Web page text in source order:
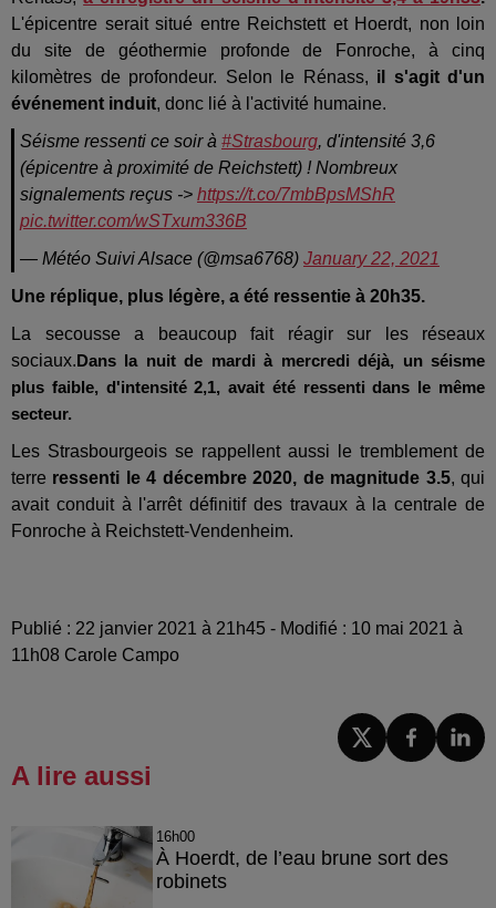
L'épicentre serait situé entre Reichstett et Hoerdt, non loin
du site de géothermie profonde de Fonroche, à cinq
kilomètres de profondeur. Selon le Rénass, il s'agit d'un
événement induit, donc lié à l'activité humaine.
Séisme ressenti ce soir à #Strasbourg, d'intensité 3,6
(épicentre à proximité de Reichstett) ! Nombreux
signalements reçus -> https://t.co/7mbBpsMShR
pic.twitter.com/wSTxum336B
— Météo Suivi Alsace (@msa6768) January 22, 2021
Une réplique, plus légère, a été ressentie à 20h35.
La secousse a beaucoup fait réagir sur les réseaux
sociaux. Dans la nuit de mardi à mercredi déjà, un séisme
plus faible, d'intensité 2,1, avait été ressenti dans le même
secteur.
Les Strasbourgeois se rappellent aussi le tremblement de
terre ressenti le 4 décembre 2020, de magnitude 3.5, qui
avait conduit à l'arrêt définitif des travaux à la centrale de
Fonroche à Reichstett-Vendenheim.
Publié : 22 janvier 2021 à 21h45 - Modifié : 10 mai 2021 à
11h08 Carole Campo
A lire aussi
16h00
À Hoerdt, de l’eau brune sort des
robinets